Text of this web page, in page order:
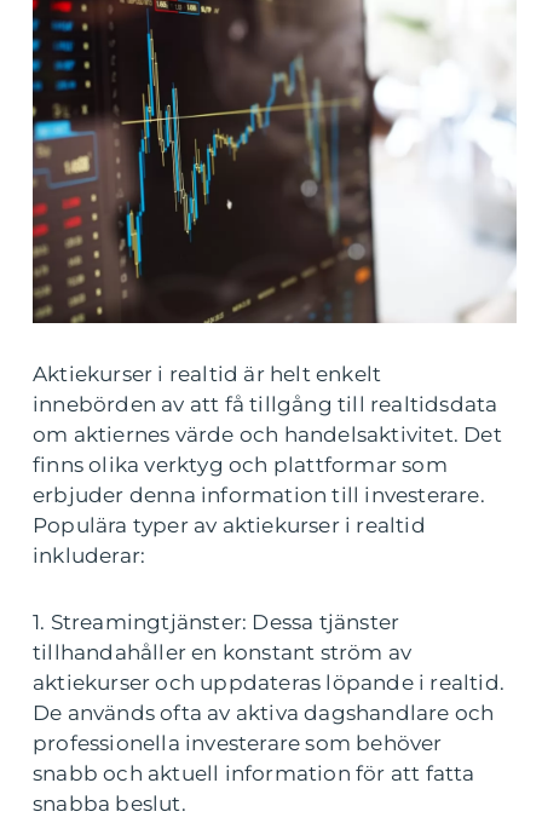
Aktiekurser i realtid är helt enkelt
innebörden av att få tillgång till realtidsdata
om aktiernes värde och handelsaktivitet. Det
finns olika verktyg och plattformar som
erbjuder denna information till investerare.
Populära typer av aktiekurser i realtid
inkluderar:
1. Streamingtjänster: Dessa tjänster
tillhandahåller en konstant ström av
aktiekurser och uppdateras löpande i realtid.
De används ofta av aktiva dagshandlare och
professionella investerare som behöver
snabb och aktuell information för att fatta
snabba beslut.